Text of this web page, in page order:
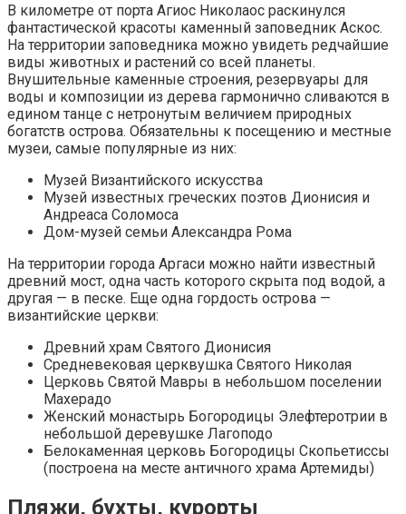
В километре от порта Агиос Николаос раскинулся
фантастической красоты каменный заповедник Аскос.
На территории заповедника можно увидеть редчайшие
виды животных и растений со всей планеты.
Внушительные каменные строения, резервуары для
воды и композиции из дерева гармонично сливаются в
едином танце с нетронутым величием природных
богатств острова. Обязательны к посещению и местные
музеи, самые популярные из них:
Музей Византийского искусства
Музей известных греческих поэтов Дионисия и
Андреаса Соломоса
Дом-музей семьи Александра Рома
На территории города Аргаси можно найти известный
древний мост, одна часть которого скрыта под водой, а
другая — в песке. Еще одна гордость острова —
византийские церкви:
Древний храм Святого Дионисия
Средневековая церквушка Святого Николая
Церковь Святой Мавры в небольшом поселении
Махерадо
Женский монастырь Богородицы Элефтеротрии в
небольшой деревушке Лагоподо
Белокаменная церковь Богородицы Скопьетиссы
(построена на месте античного храма Артемиды)
Пляжи, бухты, курорты